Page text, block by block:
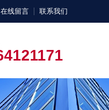
在线留言 联系我们